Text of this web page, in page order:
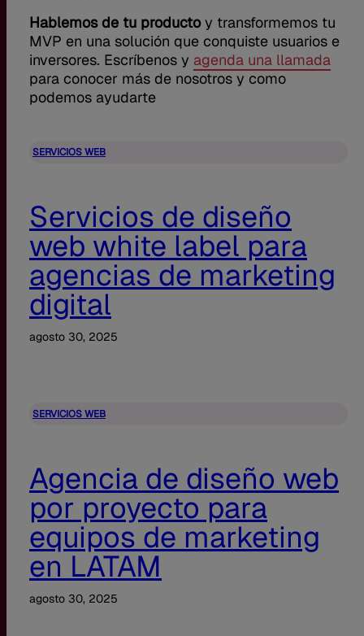
Hablemos de tu productoy transformemos tu
MVP en una solución que conquiste usuarios e
inversores. Escríbenos y agenda una llamada
para conocer más de nosotros y como
podemos ayudarte
SERVICIOS WEB
Servicios de diseño
web white label para
agencias de marketing
digital
agosto 30, 2025
SERVICIOS WEB
Agencia de diseño web
por proyecto para
equipos de marketing
en LATAM
agosto 30, 2025